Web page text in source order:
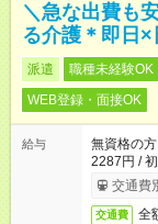
＼急な出費も
る介護＊即日
派遣 職種未経験OK
WEB登録・面接OK
給与
無資格の
2287円 /
日収例：
交通費
交通費 全